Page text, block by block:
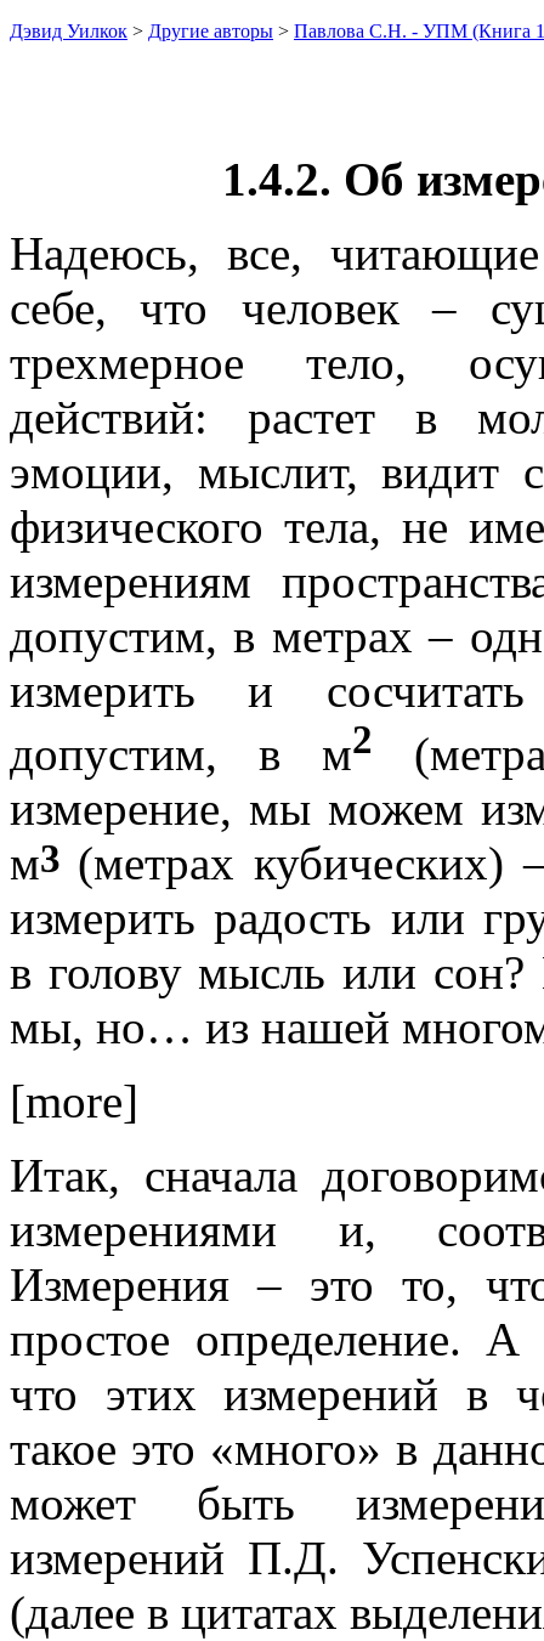
Дэвид Уилкок > Другие авторы > Павлова С.Н. - УПМ (Книга
1.4.2. Об
Надеюсь, все,
себе, что человек –
трехмерное тело,
действий: растет в
эмоции, мыслит, видит
физического тела, не
измерениям
допустим, в метрах –
измерить и
допустим, в м2
измерение, мы можем
м3 (метрах кубических)
измерить радость или
в голову мысль или
мы, но… из нашей
[more]
Итак, сначала
измерениями и,
Измерения – это то,
простое определение. А
что этих измерений в
такое это «много» в
может быть
измерений П.Д.
(далее в цитатах